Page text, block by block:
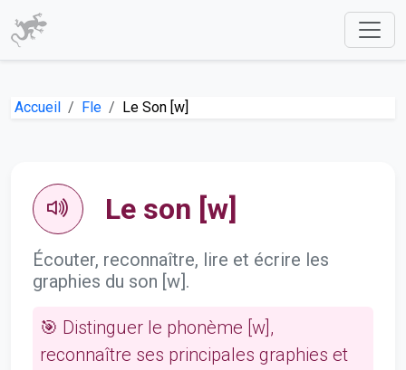
Accueil Fle Le Son [w]
Le son [w]
Écouter, reconnaître, lire et écrire les
graphies du son [w].
🎯 Distinguer le phonème [w],
reconnaître ses principales graphies et